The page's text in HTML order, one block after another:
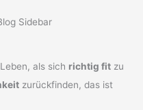
als sich richtig fit zu
zurückfinden, das ist